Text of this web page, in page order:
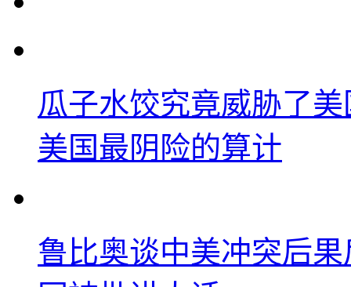
瓜子水饺究竟威胁了
美国最阴险的算计
鲁比奥谈中美冲突后